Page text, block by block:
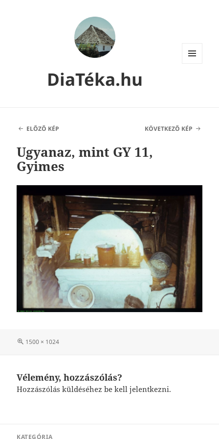
DiaTéka.hu
ELŐZŐ KÉP KÖVETKEZŐ KÉP
Ugyanaz, mint GY 11,
Gyimes
Teljes
1500 × 1024
Vélemény, hozzászólás?
Hozzászólás küldéséhezbe kell jelentkezni.
KATEGÓRIA